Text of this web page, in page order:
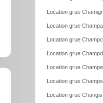
Location grue
Location grue
Location grue
Location grue
Location grue
Location grue
Location grue